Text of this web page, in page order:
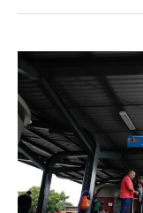
auxilia
no
transporte
público
de